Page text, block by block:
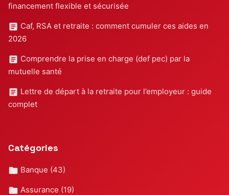
financement flexible et sécurisée
Caf, RSA et retraite : comment cumuler ces aides en
2026
Comprendre la prise en charge (def pec) par la
mutuelle santé
Lettre de départ à la retraite pour l’employeur : guide
complet
Catégories
Banque (43)
Assurance (19)